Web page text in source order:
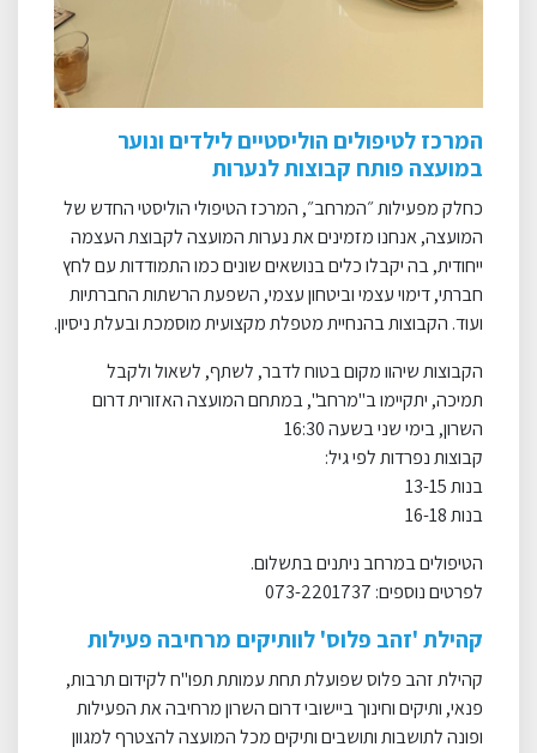
המרכז לטיפולים הוליסטיים לילדים ונוער
במועצה פותח קבוצות לנערות
כחלק מפעילות ״המרחב״, המרכז הטיפולי הוליסטי החדש של
המועצה, אנחנו מזמינים את נערות המועצה לקבוצת העצמה
ייחודית, בה יקבלו כלים בנושאים שונים כמו התמודדות עם לחץ
חברתי, דימוי עצמי וביטחון עצמי, השפעת הרשתות החברתיות
ועוד. הקבוצות בהנחיית מטפלת מקצועית מוסמכת ובעלת ניסיון.
הקבוצות שיהוו מקום בטוח לדבר, לשתף, לשאול ולקבל
תמיכה, יתקיימו ב"מרחב", במתחם המועצה האזורית דרום
השרון, בימי שני בשעה 16:30
קבוצות נפרדות לפי גיל:
בנות 13-15
בנות 16-18
הטיפולים במרחב ניתנים בתשלום.
לפרטים נוספים: 073-2201737
קהילת 'זהב פלוס' לוותיקים מרחיבה פעילות
קהילת זהב פלוס שפועלת תחת עמותת תפו"ח לקידום תרבות,
פנאי, ותיקים וחינוך ביישובי דרום השרון מרחיבה את הפעילות
ופונה לתושבות ותושבים ותיקים מכל המועצה להצטרף למגוון